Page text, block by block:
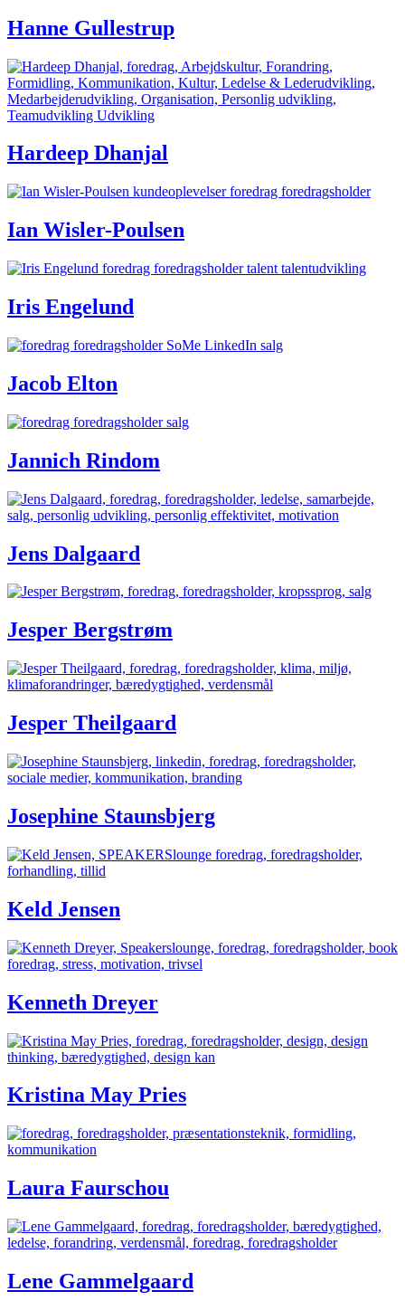
Hanne Gullestrup
Hardeep Dhanjal
Ian Wisler-Poulsen
Iris Engelund
Jacob Elton
Jannich Rindom
Jens Dalgaard
Jesper Bergstrøm
Jesper Theilgaard
Josephine Staunsbjerg
Keld Jensen
Kenneth Dreyer
Kristina May Pries
Laura Faurschou
Lene Gammelgaard